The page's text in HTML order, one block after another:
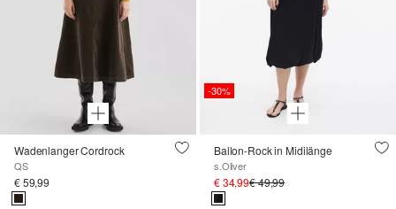
Wadenlanger Cordrock
QS
€ 59,99
-30%
Ballon-Rock in Midilänge
s.Oliver
€ 34,99€ 49,99